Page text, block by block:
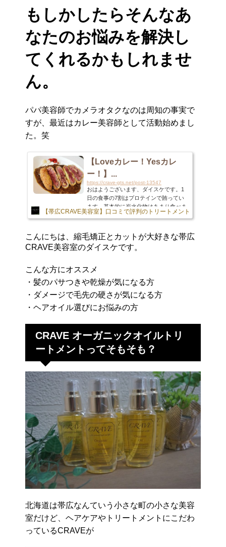
もしかしたらそんなあ
なたのお悩みを解決し
てくれるかもしれませ
ん。
パパ美容師でカメラオタクなのは周知の事実で
すが、最近はカレー美容師として活動始めまし
た。笑
【Loveカレー！Yesカレ
ー！】...
https://crave-gts.net/post-13547
おはようございます、ダイスケです。1
日の食事の7割はプロテインで賄ってい
ます。基本的に炭水化物はあまり食べま
せん。筋トレ美容師なので。。。でも頭
るんです。そう、カレーライス！！！三
度の飯よりカレーが好き。カレーってな
んであんなに美味しいんですかね？お米
なんですがカレーライスだけは別格です
真面目なんですが、この度【カレー美容
師】を襲名いたしました。はい、勝手に
【帯広CRAVE美容室】口コミで評判のトリートメントやナチュラ
こんにちは、縮毛矯正とカットが大好きな帯広
CRAVE美容室のダイスケです。
こんな方にオススメ
・髪のパサつきや乾燥が気になる方
・ダメージで毛先の硬さが気になる方
・ヘアオイル選びにお悩みの方
CRAVE オーガニックオイルトリ
ートメントってそもそも？
北海道は帯広なんていう小さな町の小さな美容
室だけど、ヘアケアやトリートメントにこだわ
っているCRAVEが